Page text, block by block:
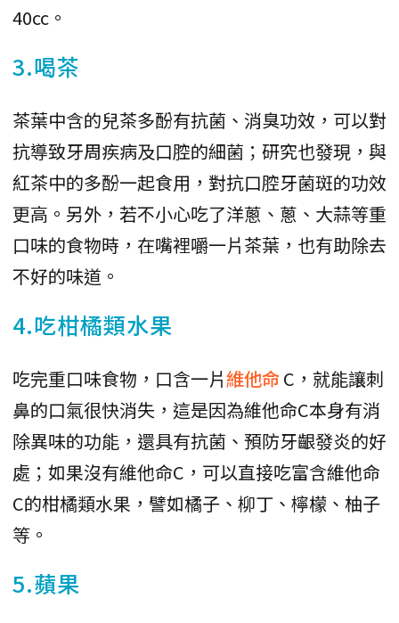
40cc。
3.喝茶
茶葉中含的兒茶多酚有抗菌、消臭功效，可以對
抗導致牙周疾病及口腔的細菌；研究也發現，與
紅茶中的多酚一起食用，對抗口腔牙菌斑的功效
更高。另外，若不小心吃了洋蔥、蔥、大蒜等重
口味的食物時，在嘴裡嚼一片茶葉，也有助除去
不好的味道。
4.吃柑橘類水果
吃完重口味食物，口含一片維他命C，就能讓刺
鼻的口氣很快消失，這是因為維他命C本身有消
除異味的功能，還具有抗菌、預防牙齦發炎的好
處；如果沒有維他命C，可以直接吃富含維他命
C的柑橘類水果，譬如橘子、柳丁、檸檬、柚子
等。
5.蘋果